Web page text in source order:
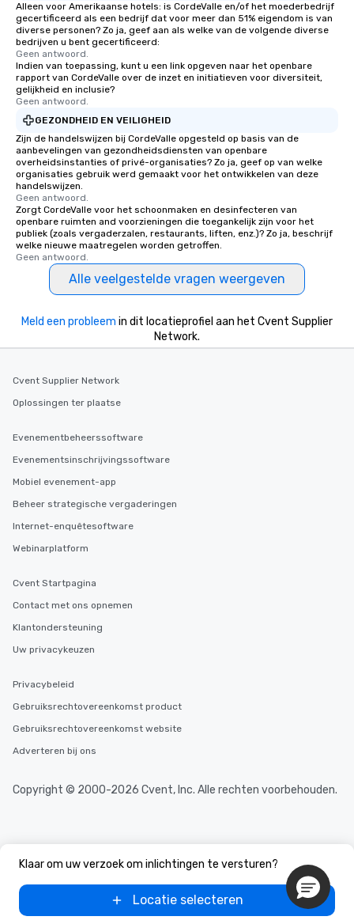
Alleen voor Amerikaanse hotels: is CordeValle en/of het moederbedrijf
gecertificeerd als een bedrijf dat voor meer dan 51% eigendom is van
diverse personen? Zo ja, geef aan als welke van de volgende diverse
bedrijven u bent gecertificeerd:
Geen antwoord.
Indien van toepassing, kunt u een link opgeven naar het openbare
rapport van CordeValle over de inzet en initiatieven voor diversiteit,
gelijkheid en inclusie?
Geen antwoord.
GEZONDHEID EN VEILIGHEID
Zijn de handelswijzen bij CordeValle opgesteld op basis van de
aanbevelingen van gezondheidsdiensten van openbare
overheidsinstanties of privé-organisaties? Zo ja, geef op van welke
organisaties gebruik werd gemaakt voor het ontwikkelen van deze
handelswijzen.
Geen antwoord.
Zorgt CordeValle voor het schoonmaken en desinfecteren van
openbare ruimten and voorzieningen die toegankelijk zijn voor het
publiek (zoals vergaderzalen, restaurants, liften, enz.)? Zo ja, beschrijf
welke nieuwe maatregelen worden getroffen.
Geen antwoord.
Alle veelgestelde vragen weergeven
Klaar om uw verzoek om inlichtingen te versturen?
Locatie selecteren
Meld een probleem in dit locatieprofiel aan het Cvent Supplier
Network.
Cvent Supplier Network
Oplossingen ter plaatse
Evenementbeheerssoftware
Evenementsinschrijvingssoftware
Mobiel evenement-app
Beheer strategische vergaderingen
Internet-enquêtesoftware
Webinarplatform
Cvent Startpagina
Contact met ons opnemen
Klantondersteuning
Uw privacykeuzen
Privacybeleid
Gebruiksrechtovereenkomst product
Gebruiksrechtovereenkomst website
Adverteren bij ons
Copyright © 2000-2026 Cvent, Inc. Alle rechten voorbehouden.